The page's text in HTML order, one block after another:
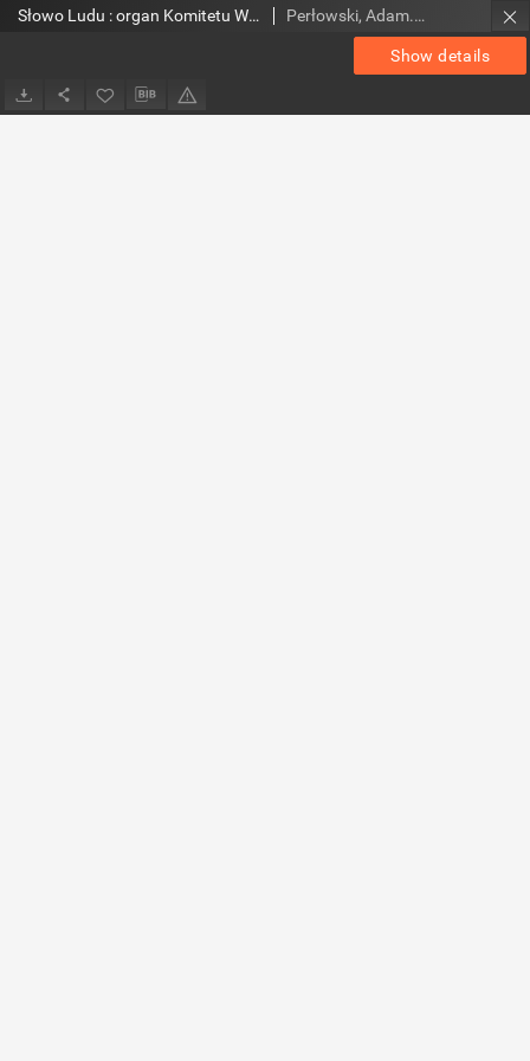
Show details
Słowo Ludu : organ Komitetu Wojewódzkiego Polskiej Zjednoczonej Partii Robotniczej, 1953, R.5, nr 253 Perłowski, Adam. Red.